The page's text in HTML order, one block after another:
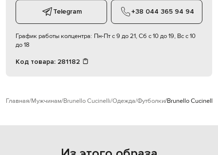
Telegram +38 044 365 94 94
График работы колцентра: Пн-Пт с 9 до 21, Сб с 10 до 19, Вс с 10
до 18
Код товара: 281182
Главная Мужчинам Brunello Cucinelli Одежда Футболки Brunello Cucinelli